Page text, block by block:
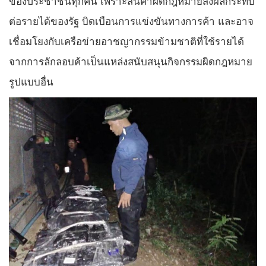
ต่อรายได้ของรัฐ บิดเบือนการแข่งขันทางการค้า และอาจ
เชื่อมโยงกับเครือข่ายอาชญากรรมข้ามชาติที่ใช้รายได้
จากการลักลอบค้าเป็นแหล่งสนับสนุนกิจกรรมผิดกฎหมาย
รูปแบบอื่น